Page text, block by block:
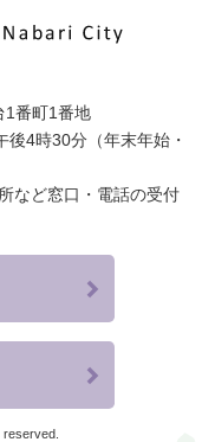
番町1番地
4時30分（年末年始・
など窓口・電話の受付